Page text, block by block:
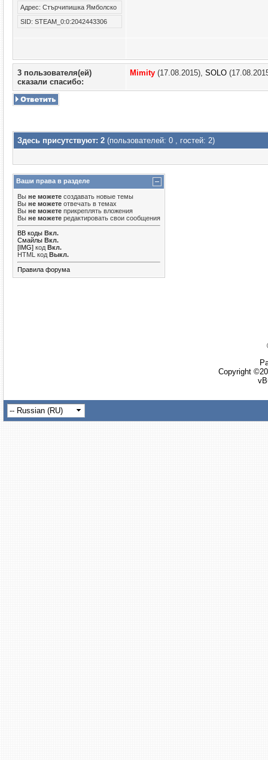
Адрес: Стърчипишка Ямболско
SID: STEAM_0:0:2042443306
3 пользователя(ей)
сказали cпасибо:
Mimity (17.08.2015), SOLO
Здесь присутствуют: 2 (пользователей: 0 , гостей: 2)
Ваши права в разделе
Вы не можете создавать новые темы
Вы не можете отвечать в темах
Вы не можете прикреплять вложения
Вы не можете редактировать свои сообщения
BB коды Вкл.
Смайлы Вкл.
[IMG] код Вкл.
HTML код Выкл.
Правила форума
Copyright